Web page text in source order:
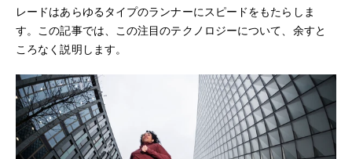
レードはあらゆるタイプのランナーにスピードをもたらしま
す。この記事では、この注目のテクノロジーについて、余すと
ころなく説明します。